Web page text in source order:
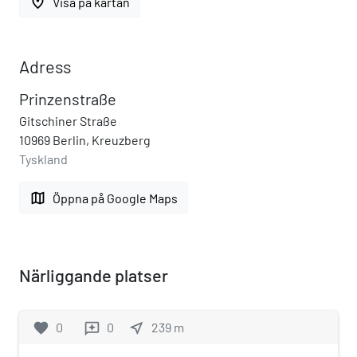
Adress
Prinzenstraße
Gitschiner Straße
10969 Berlin, Kreuzberg
Tyskland
map Öppna på Google Maps
Närliggande platser
favorite 0 reviews 0 near_me 239 m